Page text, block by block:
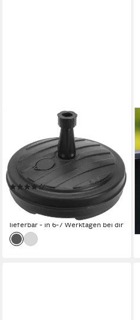
Kunststoffschirmständer Ø
19-32 mm 13 Liter Klein, für
Stöcke bis Ø 32 mm, Stück, 1
tlg., Packung
(15)
14,95 € UVP29,95 €
-50%
lieferbar - in 6-7 Werktagen bei dir